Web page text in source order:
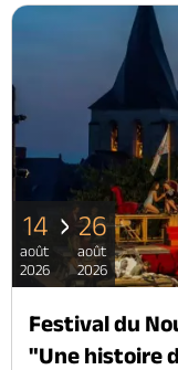
14
août
2026
26
août
2026
Festival du
"Une histoire